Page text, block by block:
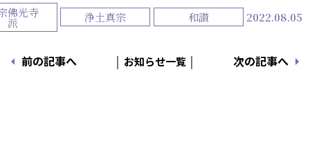
佛光寺
派 浄土真宗 和讃 2022.08.05
前の記事へ 次の記事へ
│ お知らせ一覧 │